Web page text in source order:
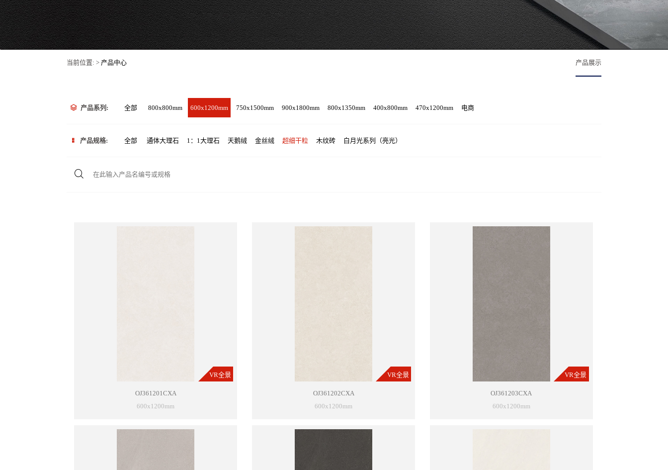
当前位置: > 产品中心 产品展示
产品系列: 全部 800x800mm 600x1200mm 750x1500mm 900x1800mm 800x1350mm 400x800mm 470x1200mm 电商
产品规格: 全部 通体大理石 1：1大理石 天鹅绒 金丝绒 超细干粒 木纹砖 白月光系列（亮光）
VR全景
OJ361201CXA
600x1200mm
VR全景
OJ361202CXA
600x1200mm
VR全景
OJ361203CXA
600x1200mm